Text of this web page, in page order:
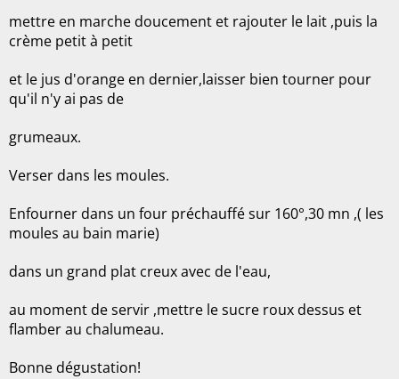
mettre en marche doucement et rajouter le lait ,puis la
crème petit à petit
et le jus d'orange en dernier,laisser bien tourner pour
qu'il n'y ai pas de
grumeaux.
Verser dans les moules.
Enfourner dans un four préchauffé sur 160°,30 mn ,( les
moules au bain marie)
dans un grand plat creux avec de l'eau,
au moment de servir ,mettre le sucre roux dessus et
flamber au chalumeau.
Bonne dégustation!